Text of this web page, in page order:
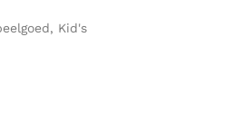
, Kid's